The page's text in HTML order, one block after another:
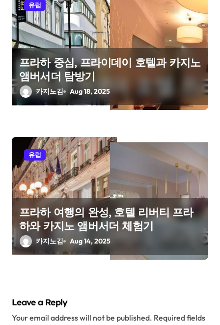
유럽
프라하 중심, 프라이데이 호텔과 카지노
앰버서더 탐방기
카지노김 Aug 18, 2025
유럽
프라하 여행의 완성, 호텔 리버티 프라
하와 카지노 앰버서더 체험기
카지노김 Aug 14, 2025
Leave a Reply
Your email address will not be published. Required fields